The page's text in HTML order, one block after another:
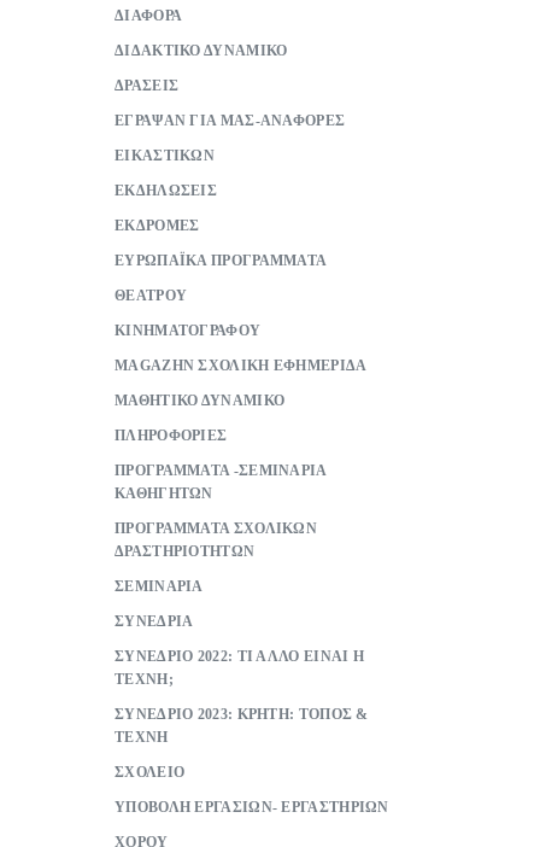
ΔΙΑΦΟΡΑ
ΔΙΔΑΚΤΙΚΟ ΔΥΝΑΜΙΚΟ
ΔΡΑΣΕΙΣ
ΕΓΡΑΨΑΝ ΓΙΑ ΜΑΣ-ΑΝΑΦΟΡΕΣ
ΕΙΚΑΣΤΙΚΩΝ
ΕΚΔΗΛΩΣΕΙΣ
ΕΚΔΡΟΜΕΣ
ΕΥΡΩΠΑΪΚΑ ΠΡΟΓΡΑΜΜΑΤΑ
ΘΕΑΤΡΟΥ
ΚΙΝΗΜΑΤΟΓΡΑΦΟΥ
ΜAGAZHN ΣΧΟΛΙΚΗ ΕΦΗΜΕΡΙΔΑ
ΜΑΘΗΤΙΚΟ ΔΥΝΑΜΙΚΟ
ΠΛΗΡΟΦΟΡΙΕΣ
ΠΡΟΓΡΑΜΜΑΤΑ -ΣΕΜΙΝΑΡΙΑ
ΚΑΘΗΓΗΤΩΝ
ΠΡΟΓΡΑΜΜΑΤΑ ΣΧΟΛΙΚΩΝ
ΔΡΑΣΤΗΡΙΟΤΗΤΩΝ
ΣΕΜΙΝΑΡΙΑ
ΣΥΝΕΔΡΙΑ
ΣΥΝΕΔΡΙΟ 2022: ΤΙ ΑΛΛΟ ΕΙΝΑΙ Η
ΤΕΧΝΗ;
ΣΥΝΕΔΡΙΟ 2023: ΚΡΗΤΗ: ΤΟΠΟΣ &
ΤΕΧΝΗ
ΣΧΟΛΕΙΟ
ΥΠΟΒΟΛΗ ΕΡΓΑΣΙΩΝ- ΕΡΓΑΣΤΗΡΙΩΝ
ΧΟΡΟΥ